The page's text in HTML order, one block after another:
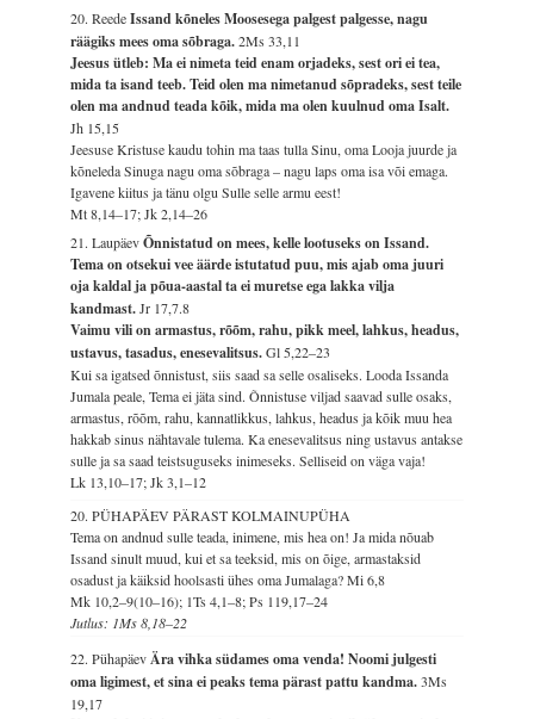
20. ReedeIssand kõneles Moosesega palgest palgesse, nagu
räägiks mees oma sõbraga.2Ms 33,11
Jeesus ütleb: Ma ei nimeta teid enam orjadeks, sest ori ei tea,
mida ta isand teeb. Teid olen ma nimetanud sõpradeks, sest teile
olen ma andnud teada kõik, mida ma olen kuulnud oma Isalt.
Jh 15,15
Jeesuse Kristuse kaudu tohin ma taas tulla Sinu, oma Looja juurde ja
kõneleda Sinuga nagu oma sõbraga – nagu laps oma isa või emaga.
Igavene kiitus ja tänu olgu Sulle selle armu eest!
Mt 8,14–17; Jk 2,14–26
21. LaupäevÕnnistatud on mees, kelle lootuseks on Issand.
Tema on otsekui vee äärde istutatud puu, mis ajab oma juuri
oja kaldal ja põua-aastal ta ei muretse ega lakka vilja
kandmast.Jr 17,7.8
Vaimu vili on armastus, rõõm, rahu, pikk meel, lahkus, headus,
ustavus, tasadus, enesevalitsus.Gl 5,22–23
Kui sa igatsed õnnistust, siis saad sa selle osaliseks. Looda Issanda
Jumala peale, Tema ei jäta sind. Õnnistuse viljad saavad sulle osaks,
armastus, rõõm, rahu, kannatlikkus, lahkus, headus ja kõik muu hea
hakkab sinus nähtavale tulema. Ka enesevalitsus ning ustavus antakse
sulle ja sa saad teistsuguseks inimeseks. Selliseid on väga vaja!
Lk 13,10–17; Jk 3,1–12
20. PÜHAPÄEV PÄRAST KOLMAINUPÜHA
Tema on andnud sulle teada, inimene, mis hea on! Ja mida nõuab
Issand sinult muud, kui et sa teeksid, mis on õige, armastaksid
osadust ja käiksid hoolsasti ühes oma Jumalaga?Mi 6,8
Mk 10,2–9(10–16); 1Ts 4,1–8; Ps 119,17–24
Jutlus: 1Ms 8,18–22
22. Pühapäev Ära vihka südames oma venda! Noomi julgesti
oma ligimest, et sina ei peaks tema pärast pattu kandma.3Ms
19,17